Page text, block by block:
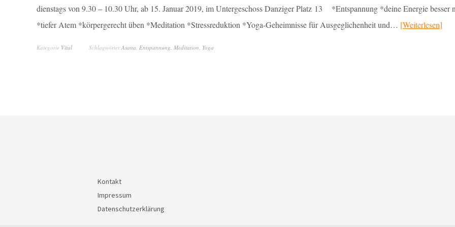
dienstags von 9.30 – 10.30 Uhr, ab 15. Januar 2019, im Untergeschoss Danziger Platz 13 *Entspannung *deine Energie besser
*tiefer Atem *körpergerecht üben *Meditation *Stressreduktion *Yoga-Geheimnisse für Ausgeglichenheit und… Weiterlesen
Kategorie Vital SchlagwörterAsana, Entspannung, Meditation, Yoga
Kontakt
Impressum
Datenschutzerklärung